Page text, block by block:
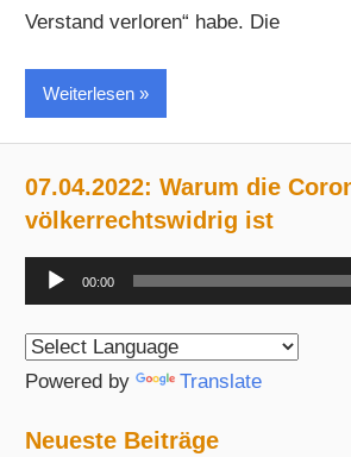
Verstand verloren“ habe. Die
Weiterlesen
07.04.2022: Warum die
völkerrechtswidrig ist
Audio-
Player
00:00
Powered by Translate
Neueste Beiträge